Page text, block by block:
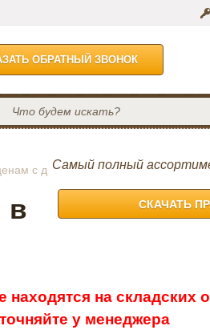
ОБРАТНЫЙ ЗВОНОК
с д
в
Самый полный
СКАЧАТЬ
на складских
у менеджера